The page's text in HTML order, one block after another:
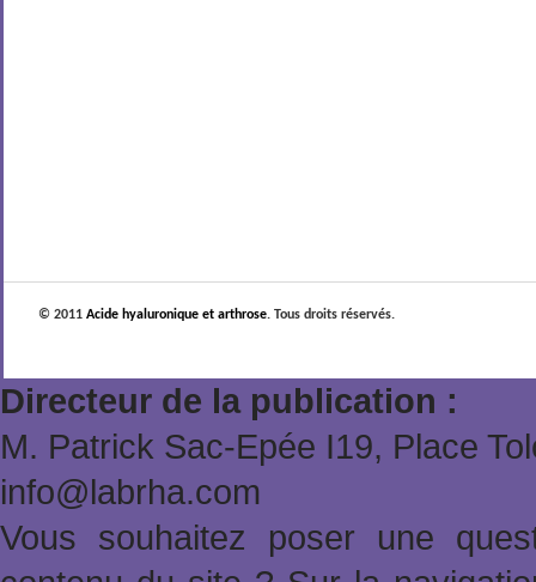
© 2011Acide hyaluronique et arthrose. Tous droits réservés.
Directeur de la publication :
M. Patrick Sac-Epée Ι19, Place
info@labrha.com
Vous souhaitez poser une